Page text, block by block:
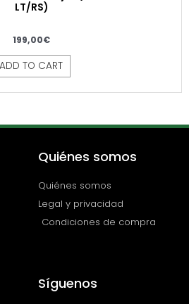
LT/RS)
199,00€
ADD TO CART
Quiénes somos
Quiénes somos
Legal y privacidad
Condiciones de compra
Síguenos